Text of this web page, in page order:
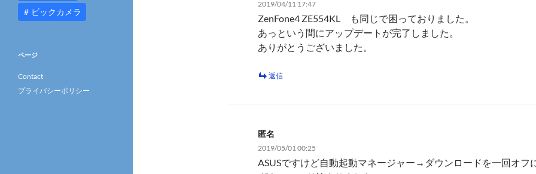
2019/04/11 17:47
ZenFone4 ZE554KL も同じで困っておりました。
あっという間にアップデートが完了しました。
ありがとうございました。
返信
匿名
2019/05/01 00:25
ASUSですけど自動起動マネージャー→ダウンロードを一回オフ
ビックカメラ
ページ
Contact
プライバシーポリシー